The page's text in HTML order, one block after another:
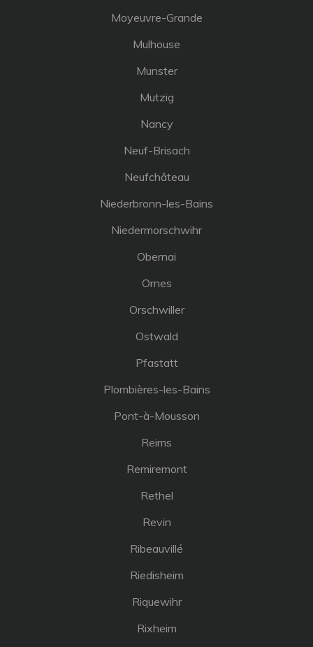
Moyeuvre-Grande
Mulhouse
Munster
Mutzig
Nancy
Neuf-Brisach
Neufchâteau
Niederbronn-les-Bains
Niedermorschwihr
Obernai
Ornes
Orschwiller
Ostwald
Pfastatt
Plombières-les-Bains
Pont-à-Mousson
Reims
Remiremont
Rethel
Revin
Ribeauvillé
Riedisheim
Riquewihr
Rixheim